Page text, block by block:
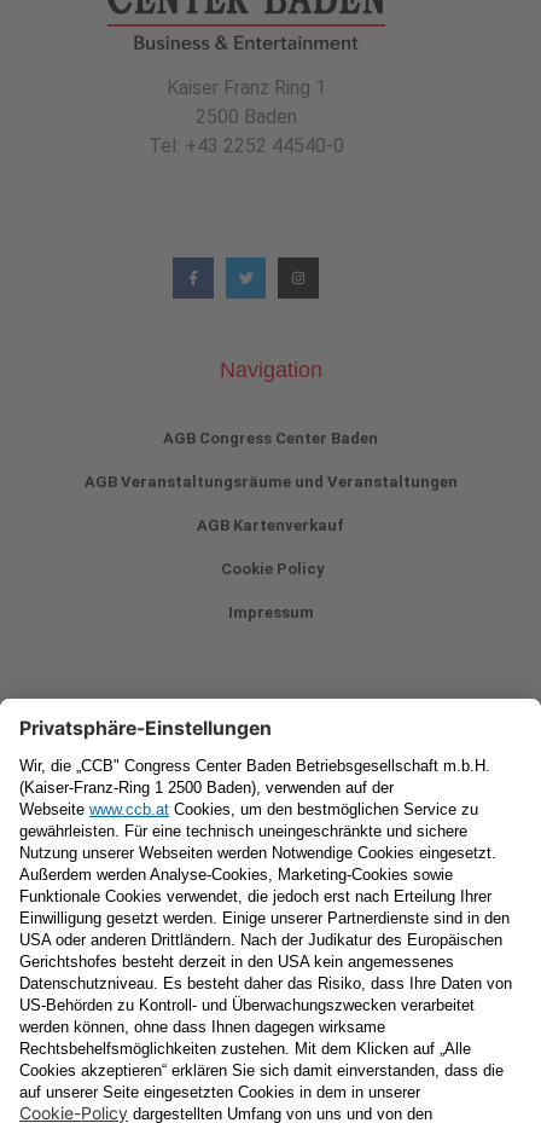
Kaiser Franz Ring 1
2500 Baden
Tel: +43 2252 44540-0
Navigation
AGB Congress Center Baden
AGB Veranstaltungsräume und Veranstaltungen
AGB Kartenverkauf
Cookie Policy
Impressum
Newsletter
Vorname
Nachname
E-Mail
Datenschutzerklärung
Ja , ich erlaube, dass meine personenbezogenen Daten, nämlich
Name undE-Mail-Adressefür personalisierte Zusendungen per E-
Mail, die Informationen über Events und das
Veranstaltungsprogramm vom Congress Center Baden
enthalten, von der "CCB" Congress Center Baden